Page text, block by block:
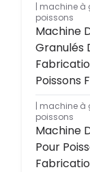
machine à
poissons
Machine
Granulés
Poissons
machine à
poissons
Machine
Pour